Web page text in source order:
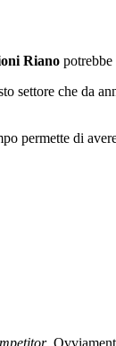
Riano potrebbe
settore che da
permette di
.